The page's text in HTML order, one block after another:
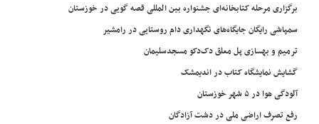
برگزاری مرحله کتابخانه‌ای جشنواره بین المللی قصه گویی در خوزستان
سمپاشی رایگان جایگاه‌های نگهداری دام روستایی در رامشیر
ترمیم و بهسازی پل معلق دک‌دکو مسجدسلیمان
گشایش نمایشگاه کتاب در اندیمشک
آلودگی هوا در ۵ شهر خوزستان
رفع تصرف اراضی ملی در دشت آزادگان